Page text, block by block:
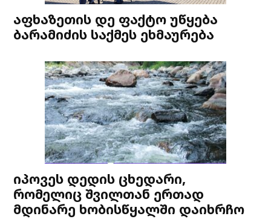
აფხაზეთის დე ფაქტო უწყება
ბარამიძის საქმეს ეხმაურება
იპოვეს დედის ცხედარი,
რომელიც შვილთან ერთად
მდინარე ხობისწყალში დაიხრჩო